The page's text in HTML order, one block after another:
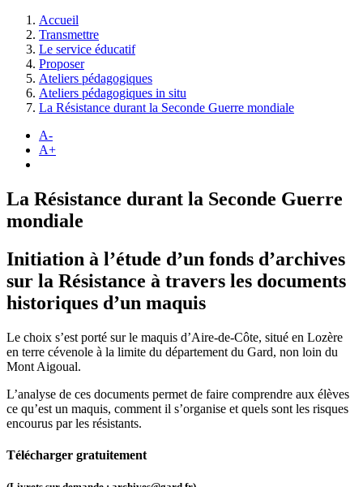
Accueil
Transmettre
Le service éducatif
Proposer
Ateliers pédagogiques
Ateliers pédagogiques in situ
La Résistance durant la Seconde Guerre mondiale
A-
A+
La Résistance durant la Seconde Guerre
mondiale
Initiation à l’étude d’un fonds d’archives
sur la Résistance à travers les documents
historiques d’un maquis
Le choix s’est porté sur le maquis d’Aire-de-Côte, situé en Lozère
en terre cévenole à la limite du département du Gard, non loin du
Mont Aigoual.
L’analyse de ces documents permet de faire comprendre aux élèves
ce qu’est un maquis, comment il s’organise et quels sont les risques
encourus par les résistants.
Télécharger gratuitement